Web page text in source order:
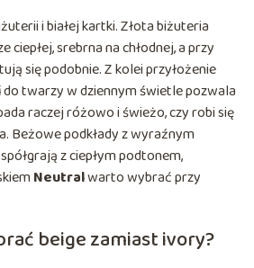
i białej kartki. Złota biżuteria
ciepłej, srebrna na chłodnej, a przy
się podobnie. Z kolei przyłożenie
do twarzy w dziennym świetle pozwala
raczej różowo i świeżo, czy robi się
Beżowe podkłady z wyraźnym
z ciepłym podtonem,
Neutralwarto wybrać przy
beige zamiast ivory?